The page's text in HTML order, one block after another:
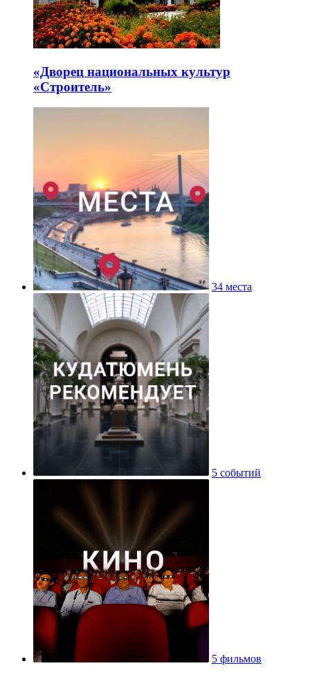
«Дворец национальных культур
«Строитель»
34 места
5 событий
5 фильмов